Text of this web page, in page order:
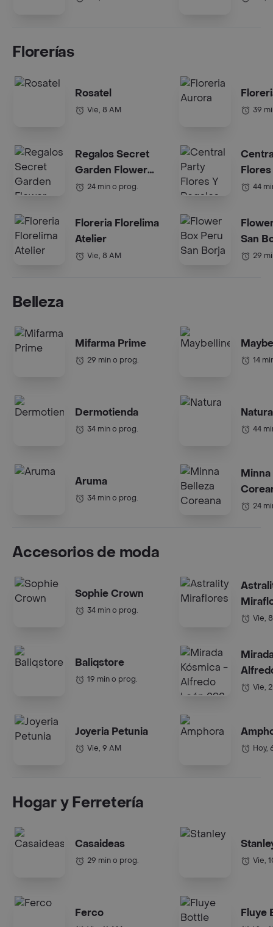
Florerías
Rosatel
Vie, 8 AM
Regalos Secret
Garden Flower
Boutique
24 min o prog.
Floreria Florelima
Atelier
Vie, 8 AM
39
44
San
29
Belleza
Mifarma Prime
29 min o prog.
Dermotienda
34 min o prog.
Aruma
34 min o prog.
14
Natura
44
Minna
24
Accesorios de moda
Sophie Crown
34 min o prog.
Baliqstore
19 min o prog.
Joyeria Petunia
Vie, 9 AM
Vie,
Vie,
Hoy,
Hogar y Ferretería
Casaideas
29 min o prog.
Ferco
Vie,
Fluye